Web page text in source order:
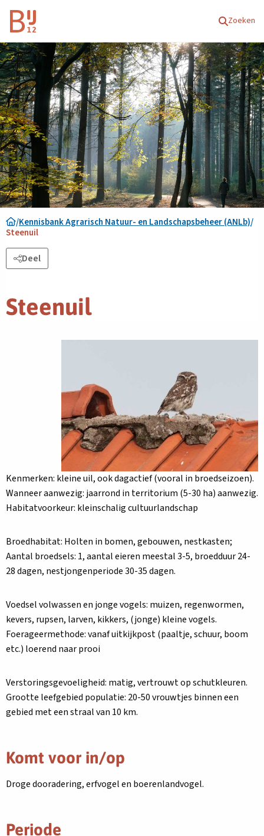
Homepagina Zoeken
/Kennisbank Agrarisch Natuur- en Landschapsbeheer (ANLb)/
Steenuil
Deel
Steenuil
Kenmerken: kleine uil, ook dagactief (vooral in broedseizoen).
Wanneer aanwezig: jaarrond in territorium (5-30 ha) aanwezig.
Habitatvoorkeur: kleinschalig cultuurlandschap
Broedhabitat: Holten in bomen, gebouwen, nestkasten;
Aantal broedsels: 1, aantal eieren meestal 3-5, broedduur 24-
28 dagen, nestjongenperiode 30-35 dagen.
Voedsel volwassen en jonge vogels: muizen, regenwormen,
kevers, rupsen, larven, kikkers, (jonge) kleine vogels.
Foerageermethode: vanaf uitkijkpost (paaltje, schuur, boom
etc.) loerend naar prooi
Verstoringsgevoeligheid: matig, vertrouwt op schutkleuren.
Grootte leefgebied populatie: 20-50 vrouwtjes binnen een
gebied met een straal van 10 km.
Komt voor in/op
Droge dooradering, erfvogel en boerenlandvogel.
Periode